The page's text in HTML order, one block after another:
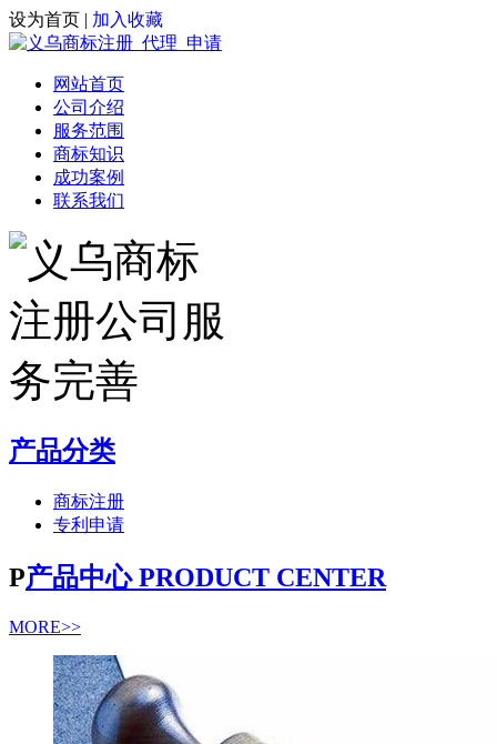
设为首页 | 加入收藏
网站首页
公司介绍
服务范围
商标知识
成功案例
联系我们
产品分类
商标注册
专利申请
P产品中心 PRODUCT CENTER
MORE>>